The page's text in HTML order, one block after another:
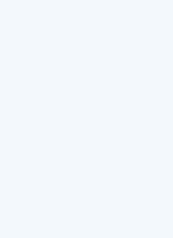
す。
自宅等を訪問して行った聞き
意見書を元に市区町村におい
ます。
の手続きの一般的な流